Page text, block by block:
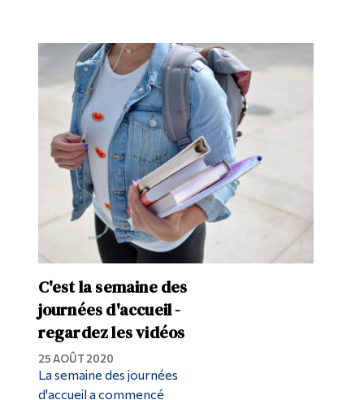
C'est la semaine des
journées d'accueil -
regardez les vidéos
25 AOÛT 2020
La semaine des journées
d'accueil a commencé
Étudiants actuels
Corps enseignant et
personnel administratif
Diplômé·es et visiteur·euses